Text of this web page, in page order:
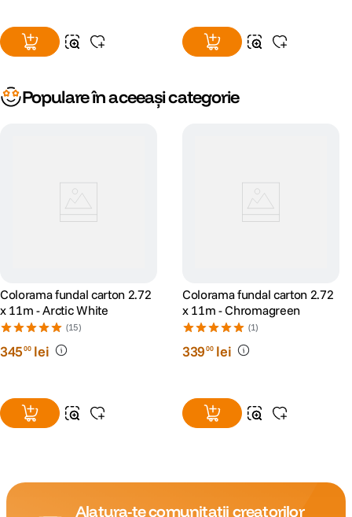
Populare în aceeași categorie
Colorama fundal carton 2.72
x 11m - Arctic White
(15)
34500 lei
Colorama fundal carton 2.72
x 11m - Chromagreen
(1)
33900 lei
Alatura-te comunitatii creatorilor